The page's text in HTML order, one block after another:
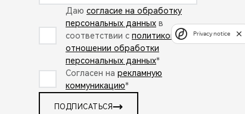
Даю согласие на обработку
персональных данных в
соответствии с политикой в
отношении обработки
персональных данных*
Согласен на рекламную
коммуникацию*
ПОДПИСАТЬСЯ
Privacy notice